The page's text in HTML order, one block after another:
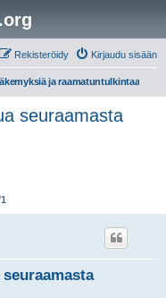
Kirjaudu sisään
Rekisteröidy
ja raamatuntulkintaa
seuraamasta
1